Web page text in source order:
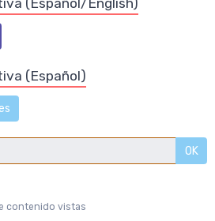
(Español/English)
(Español)
OK
contenido vistas